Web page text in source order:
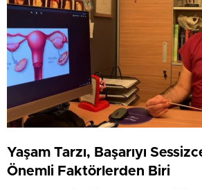
Yaşam Tarzı, Başarıyı
Önemli Faktörlerden Biri